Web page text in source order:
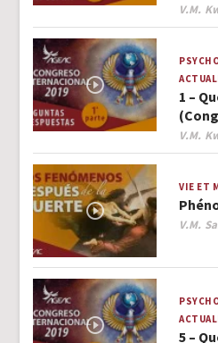
Author
V.M.
1 –
Author
V.M.
VIE ET
Author
V.M.
5 –